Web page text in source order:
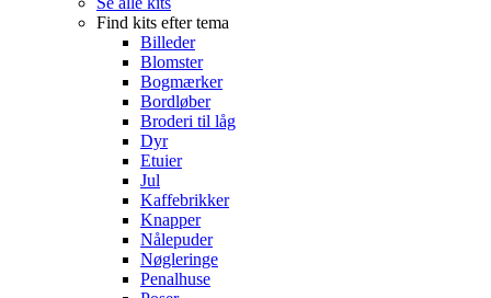
Find kits efter tema
Billeder
Blomster
Bogmærker
Bordløber
Broderi til låg
Dyr
Etuier
Jul
Kaffebrikker
Knapper
Nålepuder
Nøgleringe
Penalhuse